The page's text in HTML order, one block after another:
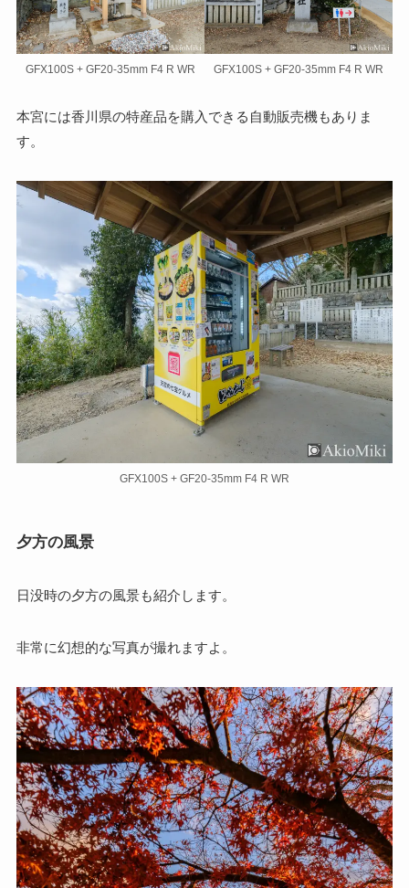
GFX100S + GF20-35mm F4 R WR GFX100S + GF20-35mm F4 R WR
本宮には香川県の特産品を購入できる自動販売機もありま
す。
GFX100S + GF20-35mm F4 R WR
夕方の風景
日没時の夕方の風景も紹介します。
非常に幻想的な写真が撮れますよ。